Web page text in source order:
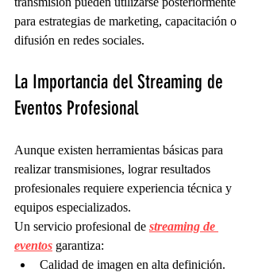
para estrategias de marketing, capacitación o
difusión en redes sociales.
La Importancia del Streaming de
Eventos Profesional
Aunque existen herramientas básicas para
realizar transmisiones, lograr resultados
profesionales requiere experiencia técnica y
equipos especializados.
Un servicio profesional de streaming de
eventos garantiza:
Calidad de imagen en alta definición.